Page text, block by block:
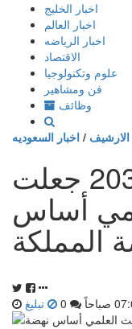
إذهب
المحتوى
اخبار الخليج
اخبار العالم
اخبار الرياضه
الاقتصاد
علوم وتكنولوجيا
فن ومشاهير
وظائف
الارشيف / اخبار السعوديه
آل هيازع: رؤية 2030 جعلت
أساس
المملكة
تبليغ